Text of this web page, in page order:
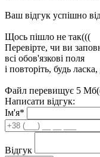
Ваш відгук успішно
Щось пішло не так(((
Перевірте, чи ви
всі обов'язкові поля
і повторіть, будь
Файл перевищує 5
Написати відгук:
Ім'я*
Відгук